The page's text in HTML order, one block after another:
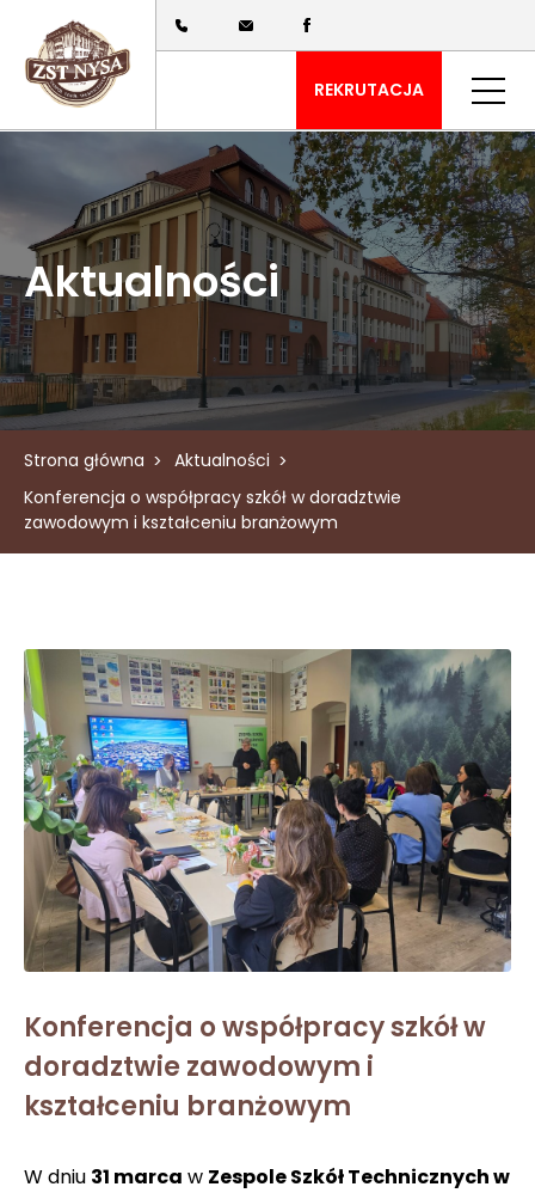
REKRUTACJA
Aktualności
Strona główna
Aktualności
Konferencja o współpracy szkół w doradztwie
zawodowym i kształceniu branżowym
Konferencja o współpracy szkół w
doradztwie zawodowym i
kształceniu branżowym
W dniu 31 marca w Zespole Szkół Technicznych w